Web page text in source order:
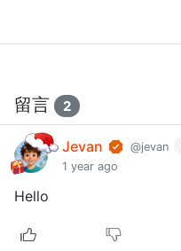
留言 2
Jevan @jevan
1 year ago
Hello